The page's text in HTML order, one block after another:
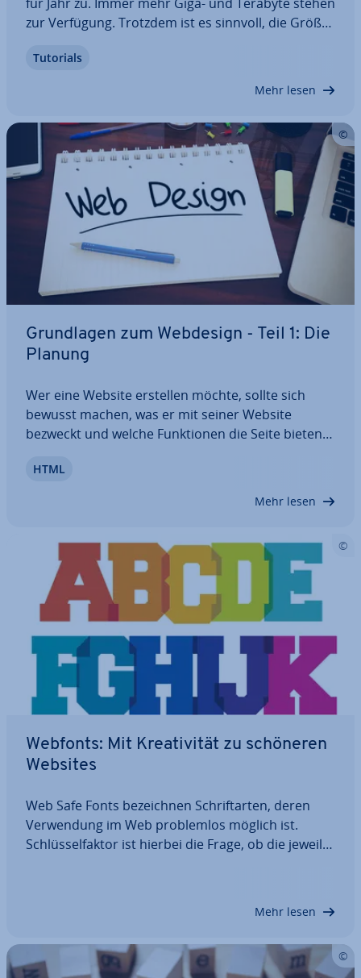
zur Verfügung. Trotzdem ist es sinnvoll, die Größe
Sie eine eigene Website betreiben. Denn kom­pri­
Tutorials
Mehr lesen
Grund­la­gen zum Webdesign - Teil 1: Die
Planung
Wer eine Website erstellen möchte, sollte sich
bewusst machen, was er mit seiner Website
bezweckt und welche Funk­tio­nen die Seite bieten
einem roten Faden folgen: Denn am Anfang des
HTML
Mehr lesen
Webfonts: Mit Krea­ti­vi­tät zu schöneren
Websites
Web Safe Fonts be­zeich­nen Schrift­ar­ten, deren
Ver­wen­dung im Web pro­blem­los möglich ist.
Schlüs­sel­fak­tor ist hierbei die Frage, ob die je­wei­li­
web­si­che­ren Schriften stetig wächst und warum…
Mehr lesen